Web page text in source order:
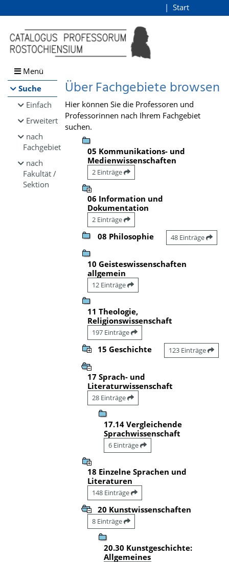
Browsen
direkt zum Inhalt
Start
Menü
Suche
Einfach
Erweitert
nach
Fachgebiet
nach
Fakultät /
Sektion
Über Fachgebiete browsen
Hier können Sie die Professoren und
Professorinnen nach Ihrem Fachgebiet
suchen.
05 Kommunikations- und
Medienwissenschaften
2 Einträge
06 Information und
Dokumentation
2 Einträge
08 Philosophie 48 Einträge
10 Geisteswissenschaften
allgemein
12 Einträge
11 Theologie,
Religionswissenschaft
197 Einträge
15 Geschichte 123 Einträge
17 Sprach- und
Literaturwissenschaft
28 Einträge
17.14 Vergleichende
Sprachwissenschaft
6 Einträge
18 Einzelne Sprachen und
Literaturen
148 Einträge
20 Kunstwissenschaften
8 Einträge
20.30 Kunstgeschichte:
Allgemeines